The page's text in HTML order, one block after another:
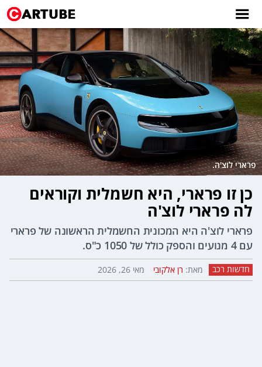
פרארי לוצ'ה.
כן זו פרארי, היא חשמלית וקוראים
לה פרארי לוצ'ה
פרארי לוצ'ה היא המכונית החשמלית הראשונה של פרארי
עם 4 מנועים והספק כולל של 1050 כ"ס.
חדשות רכב מאת: רן אלקובי מאי 26, 2026